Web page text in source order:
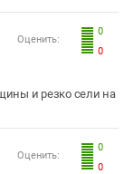
0
0
Оценить:
и резко сели на
0
0
Оценить: